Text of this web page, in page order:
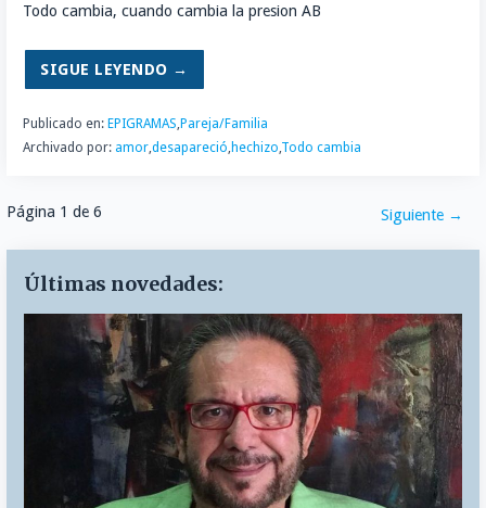
Todo cambia, cuando cambia la presion AB
SIGUE LEYENDO →
Publicado en: EPIGRAMAS,Pareja/Familia
Archivado por: amor,desapareció,hechizo,Todo cambia
Navegación
por
Entrada
Página 1 de 6 Siguiente →
Últimas novedades: